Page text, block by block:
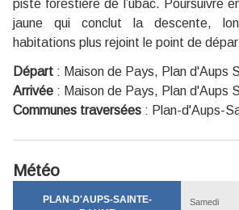
piste forestière de l’ubac. Poursuivre
jaune qui conclut la descente,
habitations plus rejoint le point de
Départ : Maison de Pays, Plan d'Aups
Arrivée : Maison de Pays, Plan d'Aups
Communes traversées : Plan-d'Aups-
Météo